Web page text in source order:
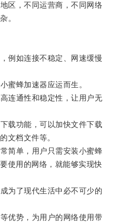
，不同运营商，不同网络
。
如连接不稳定、网速缓慢
蜂加速器应运而生。
通性和稳定性，让用户无
功能，可以加快文件下载
文档文件等。
单，用户只需安装小蜜蜂
使用的网络，就能够实现快
了现代生活中必不可少的
势，为用户的网络使用带